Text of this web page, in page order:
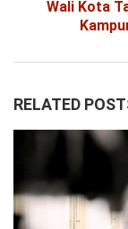
Wali Kota
RELATED